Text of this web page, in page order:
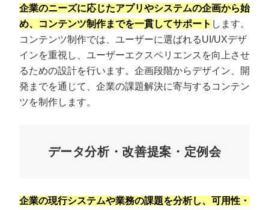
企業のニーズに応じたアプリやシステムの企画から始
め、コンテンツ制作までを一貫してサポート します。
コンテンツ制作では、ユーザーに選ばれるUI/UXデザ
インを重視し、ユーザーエクスペリエンスを向上させ
るための設計を行います。企画段階からデザイン、開
発までを通じて、企業の課題解決に寄与するコンテン
ツを制作します。
データ分析・改善提案・定例会
企業の現行システムや業務の課題を分析し、可用性・